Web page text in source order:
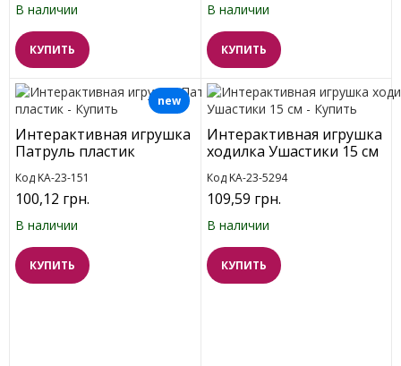
В наличии
КУПИТЬ
В наличии
КУПИТЬ
Интерактивная игрушка
Патруль пластик
Код KA-23-151
100,12 грн.
В наличии
new
КУПИТЬ
Интерактивная игрушка
ходилка Ушастики 15 см
Код KA-23-5294
109,59 грн.
В наличии
КУПИТЬ